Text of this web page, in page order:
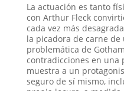
La actuación es tanto
con Arthur Fleck
cada vez más
la picadora de carne
problemática de
contradicciones en una
muestra a un
seguro de sí mismo,